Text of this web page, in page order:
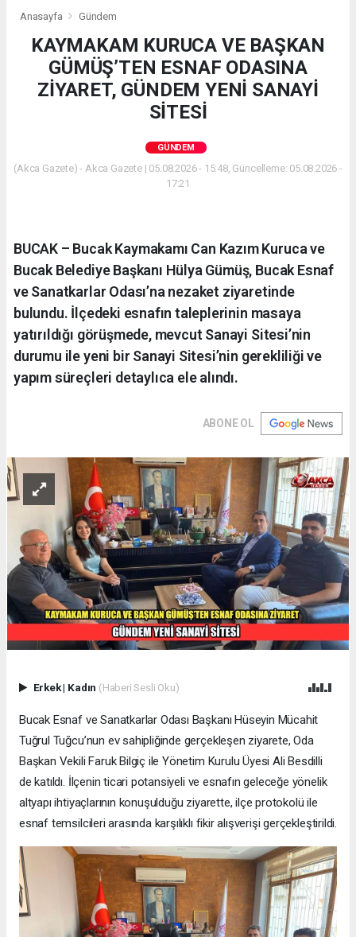
Anasayfa Gündem
KAYMAKAM KURUCA VE BAŞKAN
GÜMÜŞ’TEN ESNAF ODASINA
ZİYARET, GÜNDEM YENİ SANAYİ
SİTESİ
GÜNDEM
(Akca Gazete) - Akca Gazete | 05.08.2026 - 15:48, Güncelleme: 05.08.2026 -
17:21
BUCAK – Bucak Kaymakamı Can Kazım Kuruca ve
Bucak Belediye Başkanı Hülya Gümüş, Bucak Esnaf
ve Sanatkarlar Odası’na nezaket ziyaretinde
bulundu. İlçedeki esnafın taleplerinin masaya
yatırıldığı görüşmede, mevcut Sanayi Sitesi’nin
durumu ile yeni bir Sanayi Sitesi’nin gerekliliği ve
yapım süreçleri detaylıca ele alındı.
ABONE OL
Erkek| Kadın (Haberi Sesli Oku)
Bucak Esnaf ve Sanatkarlar Odası Başkanı Hüseyin Mücahit
Tuğrul Tuğcu’nun ev sahipliğinde gerçekleşen ziyarete, Oda
Başkan Vekili Faruk Bilgiç ile Yönetim Kurulu Üyesi Ali Besdilli
de katıldı. İlçenin ticari potansiyeli ve esnafın geleceğe yönelik
altyapı ihtiyaçlarının konuşulduğu ziyarette, ilçe protokolü ile
esnaf temsilcileri arasında karşılıklı fikir alışverişi gerçekleştirildi.